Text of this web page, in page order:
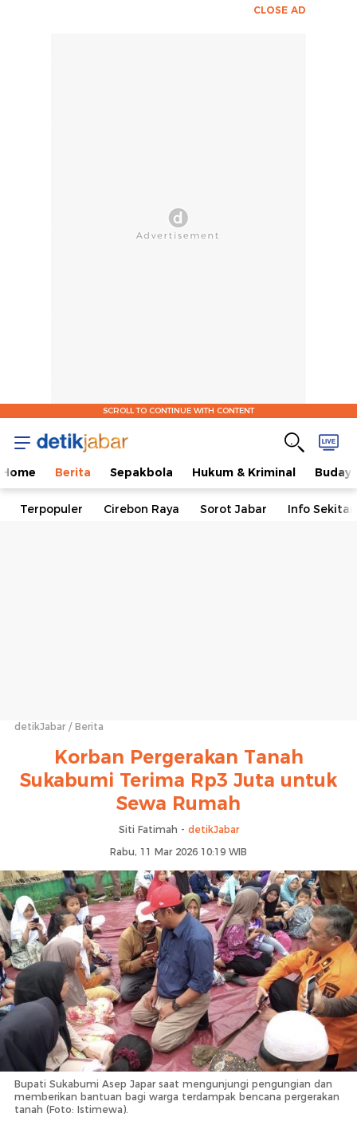
CLOSE AD
SCROLL TO CONTINUE WITH CONTENT
Home Berita Sepakbola Hukum & Kriminal
Terpopuler Cirebon Raya Sorot Jabar Info
detikJabar Berita
Korban Pergerakan Tanah
Sukabumi Terima Rp3 Juta untuk
Sewa Rumah
Siti Fatimah - detikJabar
Rabu, 11 Mar 2026 10:19 WIB
Bupati Sukabumi Asep Japar saat mengunjungi pengungian dan
memberikan bantuan bagi warga terdampak bencana pergerakan
tanah (Foto: Istimewa).